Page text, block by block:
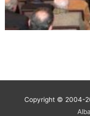
Copyright © 2004-